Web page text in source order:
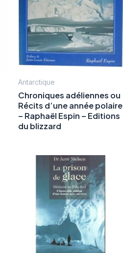
Antarctique
Chroniques adéliennes ou
Récits d’une année polaire
– Raphaël Espin – Editions
du blizzard